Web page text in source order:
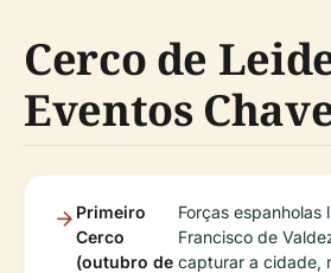
Cerco de
Eventos
Primeiro
Cerco
(outubro de
Forças espanholas
Francisco de
capturar a cidade,